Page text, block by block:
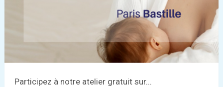
Participez à notre atelier gratuit sur...